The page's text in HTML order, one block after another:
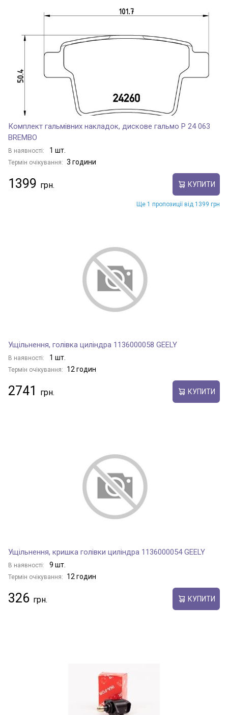
Комплект гальмівних накладок, дискове гальмо P 24 063
BREMBO
В наявності: 1 шт.
Термін очікування: 3 години
1399 КУПИТИ
Ще 1 пропозиції від 1399 грн
Ущільнення, голівка циліндра 1136000058 GEELY
В наявності: 1 шт.
Термін очікування: 12 годин
2741 КУПИТИ
Ущільнення, кришка голівки циліндра 1136000054 GEELY
В наявності: 9 шт.
Термін очікування: 12 годин
326 КУПИТИ